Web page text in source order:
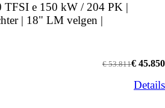
TFSI e 150 kW / 204 PK |
| 18" LM velgen |
€ 45.850
€ 53.811
Details